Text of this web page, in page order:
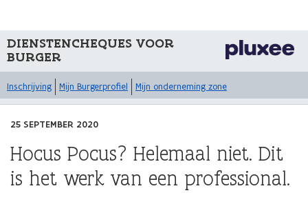
DIENSTENCHEQUES VOOR
BURGER
Inschrijving Mijn Burgerprofiel Mijn onderneming zone
25 SEPTEMBER 2020
Hocus Pocus? Helemaal niet. Dit
is het werk van een professional.